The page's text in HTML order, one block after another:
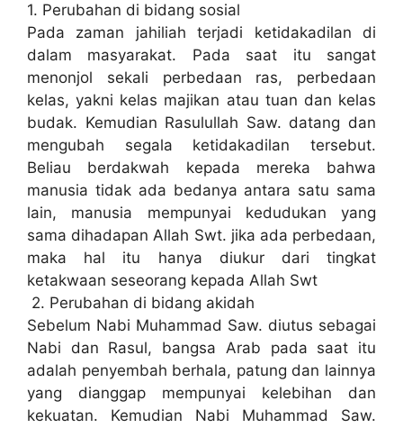
1. Perubahan di bidang sosial
Pada zaman jahiliah terjadi ketidakadilan di
dalam masyarakat. Pada saat itu sangat
menonjol sekali perbedaan ras, perbedaan
kelas, yakni kelas majikan atau tuan dan kelas
budak. Kemudian Rasulullah Saw. datang dan
mengubah segala ketidakadilan tersebut.
Beliau berdakwah kepada mereka bahwa
manusia tidak ada bedanya antara satu sama
lain, manusia mempunyai kedudukan yang
sama dihadapan Allah Swt. jika ada perbedaan,
maka hal itu hanya diukur dari tingkat
ketakwaan seseorang kepada Allah Swt
2. Perubahan di bidang akidah
Sebelum Nabi Muhammad Saw. diutus sebagai
Nabi dan Rasul, bangsa Arab pada saat itu
adalah penyembah berhala, patung dan lainnya
yang dianggap mempunyai kelebihan dan
kekuatan. Kemudian Nabi Muhammad Saw.